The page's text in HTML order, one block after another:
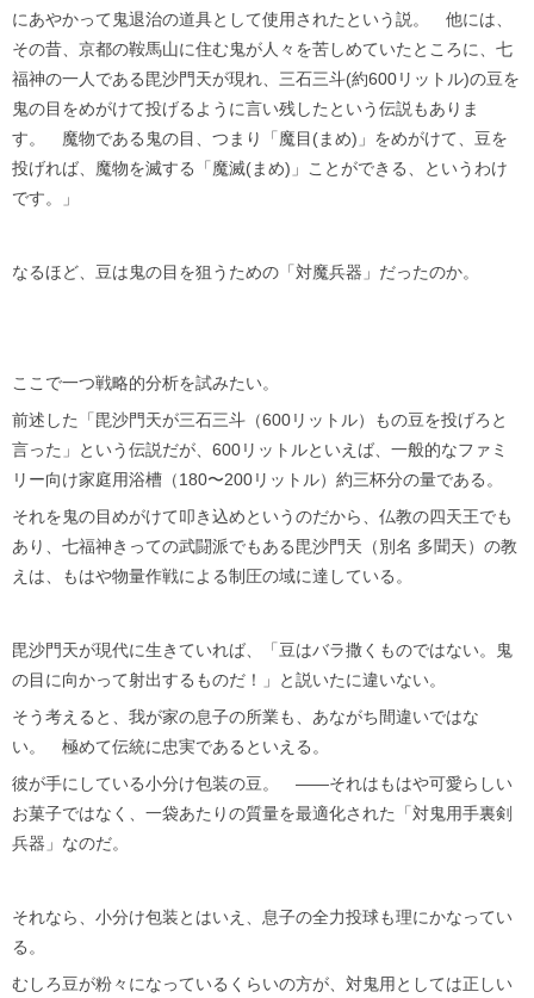
にあやかって鬼退治の道具として使用されたという説。 他には、
その昔、京都の鞍馬山に住む鬼が人々を苦しめていたところに、七
福神の一人である毘沙門天が現れ、三石三斗(約600リットル)の豆を
鬼の目をめがけて投げるように言い残したという伝説もありま
す。 魔物である鬼の目、つまり「魔目(まめ)」をめがけて、豆を
投げれば、魔物を滅する「魔滅(まめ)」ことができる、というわけ
です。」
なるほど、豆は鬼の目を狙うための「対魔兵器」だったのか。
ここで一つ戦略的分析を試みたい。
前述した「毘沙門天が三石三斗（600リットル）もの豆を投げろと
言った」という伝説だが、600リットルといえば、一般的なファミ
リー向け家庭用浴槽（180〜200リットル）約三杯分の量である。
それを鬼の目めがけて叩き込めというのだから、仏教の四天王でも
あり、七福神きっての武闘派でもある毘沙門天（別名 多聞天）の教
えは、もはや物量作戦による制圧の域に達している。
毘沙門天が現代に生きていれば、「豆はバラ撒くものではない。鬼
の目に向かって射出するものだ！」と説いたに違いない。
そう考えると、我が家の息子の所業も、あながち間違いではな
い。 極めて伝統に忠実であるといえる。
彼が手にしている小分け包装の豆。 ——それはもはや可愛らしい
お菓子ではなく、一袋あたりの質量を最適化された「対鬼用手裏剣
兵器」なのだ。
それなら、小分け包装とはいえ、息子の全力投球も理にかなってい
る。
むしろ豆が粉々になっているくらいの方が、対鬼用としては正しい